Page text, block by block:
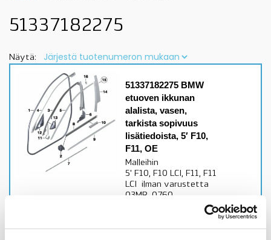
51337182275
Näytä:
51337182275 BMW
etuoven ikkunan
alalista, vasen,
tarkista sopivuus
lisätiedoista, 5′ F10,
F11, OE
Malleihin
5' F10, F10 LCI, F11, F11
LCI ilman varustetta
03MB, 0760,
07S1tarkista sopivuus